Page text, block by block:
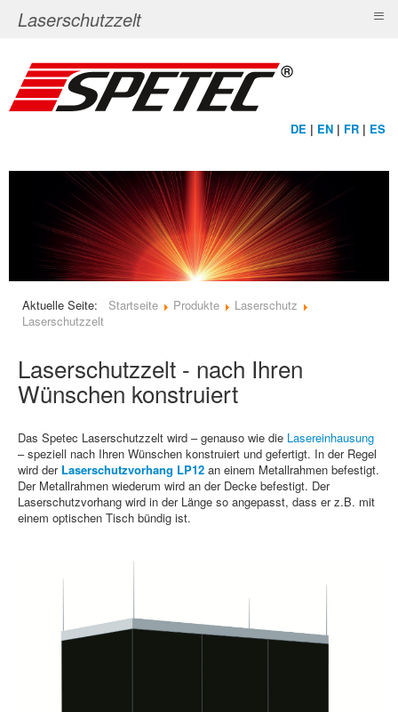
DE | EN | FR | ES
Aktuelle Seite: Startseite Produkte
Laserschutz
Laserschutzzelt
Laserschutzzelt - nach Ihren
Wünschen konstruiert
Das Spetec Laserschutzzelt wird – genauso wie die Lasereinhausung
– speziell nach Ihren Wünschen konstruiert und gefertigt. In der Regel
wird derLaserschutzvorhang LP12 an einem Metallrahmen befestigt.
Der Metallrahmen wiederum wird an der Decke befestigt. Der
Laserschutzvorhang wird in der Länge so angepasst, dass er z.B. mit
einem optischen Tisch bündig ist.
Laserschutzzelt ≡